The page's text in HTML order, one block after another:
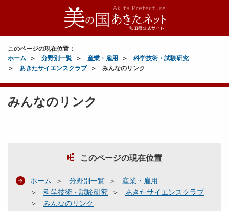
このページの現在位置：
ホーム
分野別一覧 産業・雇用
科学技術・試験研究
あきたサイエンスクラブ
みんなのリンク
みんなのリンク
このページの現在位置
ホーム 分野別一覧
産業・雇用
科学技術・試験研究
あきたサイエンスクラブ
みんなのリンク